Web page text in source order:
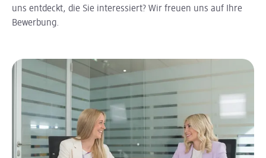
uns entdeckt, die Sie interessiert? Wir freuen uns auf Ihre
Bewerbung.